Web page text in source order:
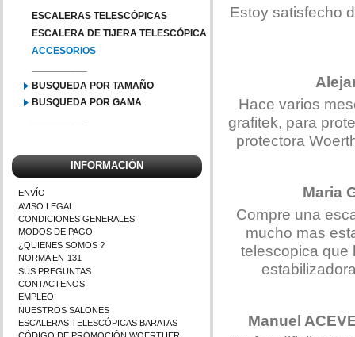
ESCALERAS TELESCÓPICAS
ESCALERA DE TIJERA TELESCÓPICA
ACCESORIOS
BUSQUEDA POR TAMAÑO
BUSQUEDA POR GAMA
INFORMACIÓN
ENVÍO
AVISO LEGAL
CONDICIONES GENERALES
MODOS DE PAGO
¿QUIENES SOMOS ?
NORMA EN-131
SUS PREGUNTAS
CONTACTENOS
EMPLEO
NUESTROS SALONES
ESCALERAS TELESCÓPICAS BARATAS
Estoy satisfecho
Hace varios
grafitek, para
protectora
Maria
Compre una
mucho mas
telescopica que
Manuel